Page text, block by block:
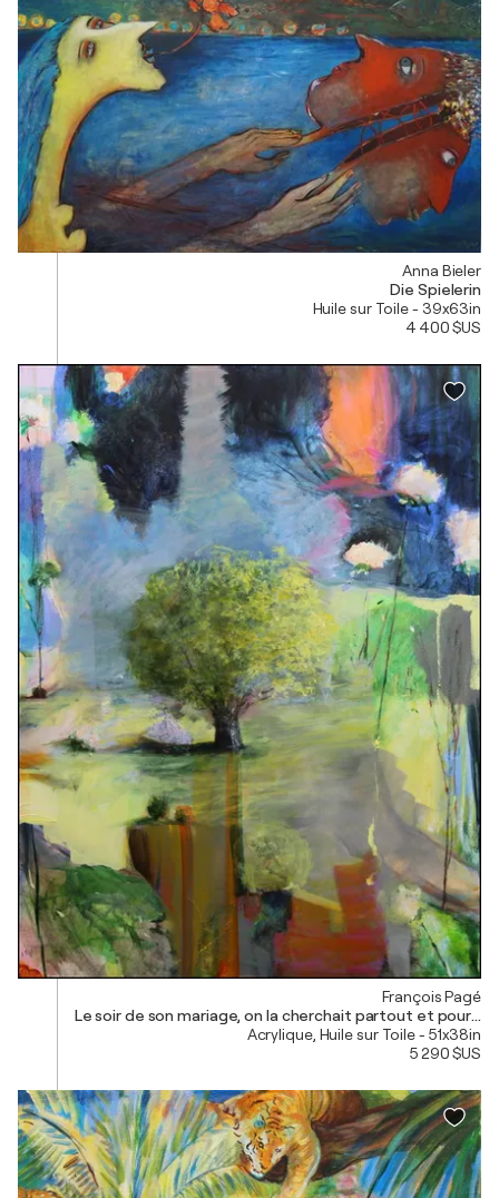
Anna Bieler
Die Spielerin
Huile sur Toile - 39x63in
4 400 $US
François Pagé
Le soir de son mariage, on la cherchait partout et
Acrylique, Huile sur Toile - 51x38in
5 290 $US